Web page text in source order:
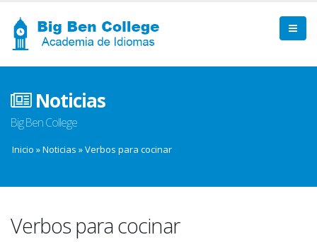
Noticias
Big Ben College
Inicio »Noticias »Verbos para cocinar
Verbos para cocinar